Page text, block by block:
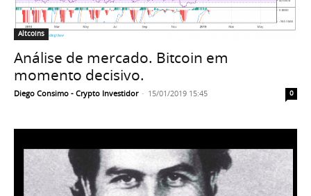
Altcoins
Análise de mercado. Bitcoin em
momento decisivo.
Diego Consimo - Crypto Investidor - 15/01/2019 15:45 0